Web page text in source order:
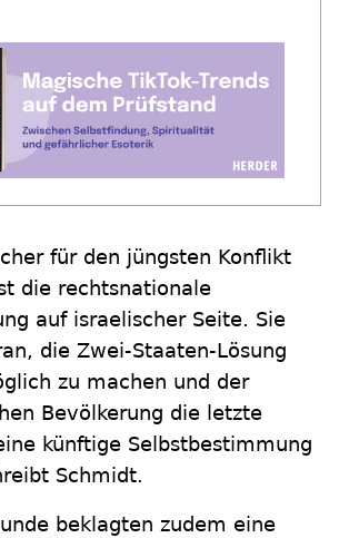
für den jüngsten Konflikt
die rechtsnationale
auf israelischer Seite. Sie
die Zwei-Staaten-Lösung
zu machen und der
Bevölkerung die letzte
künftige Selbstbestimmung
Schmidt.
beklagten zudem eine